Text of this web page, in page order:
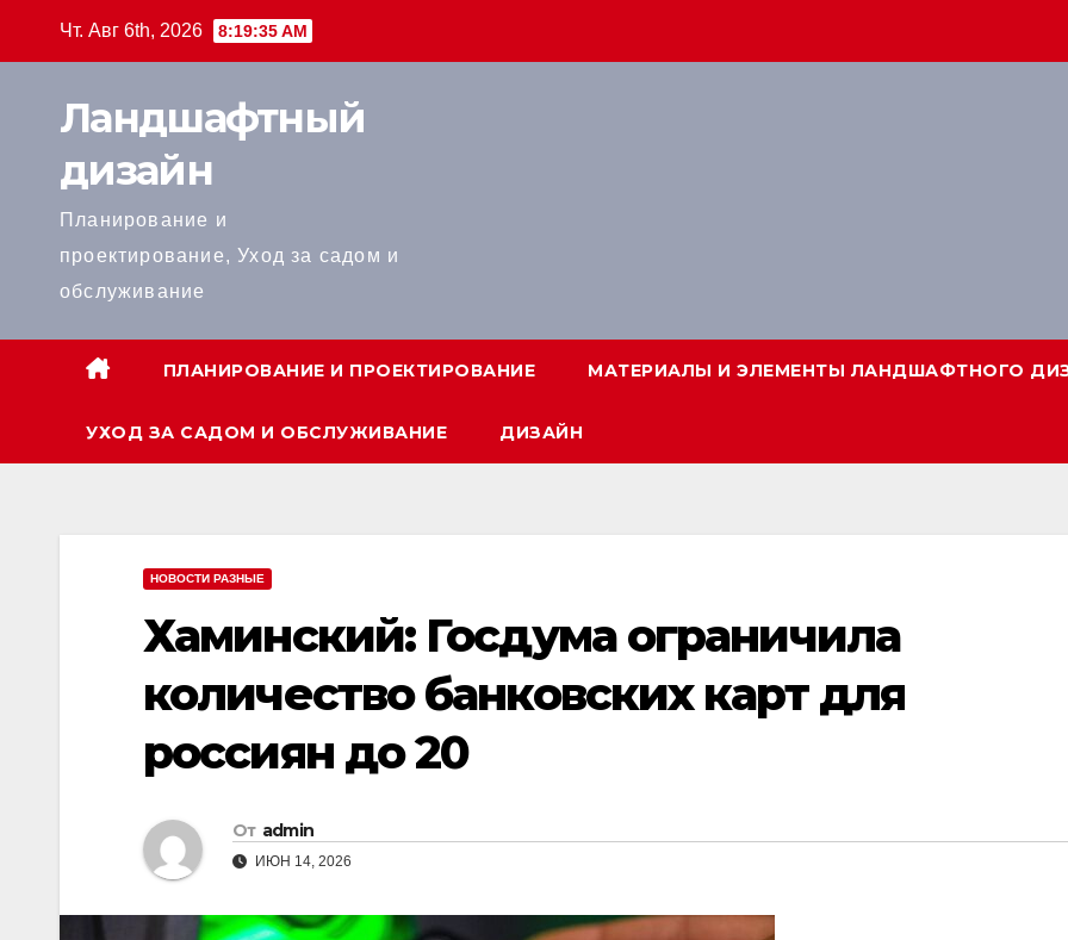
Чт. Авг 6th, 2026 8:19:36 AM
Ландшафтный
дизайн
Планирование и
проектирование, Уход за садом и
обслуживание
ПЛАНИРОВАНИЕ И ПРОЕКТИРОВАНИЕ МАТЕРИАЛЫ И ЭЛЕМЕНТЫ ЛАНДШАФТНОГО
УХОД ЗА САДОМ И ОБСЛУЖИВАНИЕ ДИЗАЙН
НОВОСТИ РАЗНЫЕ
Хаминский: Госдума ограничила
количество банковских карт для
россиян до 20
От admin
ИЮН 14, 2026